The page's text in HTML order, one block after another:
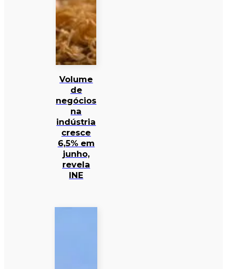
Volume
de
negócios
na
indústria
cresce
6,5% em
junho,
revela
INE